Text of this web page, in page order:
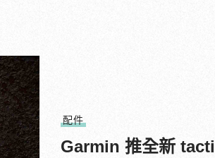
配件
Garmin 推全新